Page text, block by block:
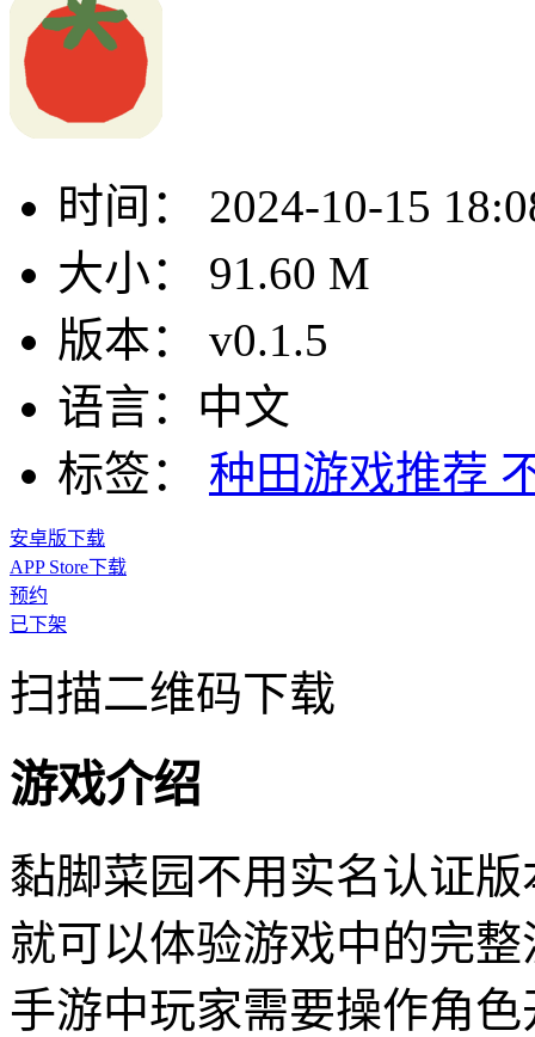
时间：
2024-10-15
大小：
91.60 M
版本：
v0.1.5
语言： 中文
标签：
种田游戏推荐
安卓版下载
APP Store下载
预约
已下架
扫描二维码下载
游戏介绍
黏脚菜园不用实名认证
就可以体验游戏中的完
手游中玩家需要操作角